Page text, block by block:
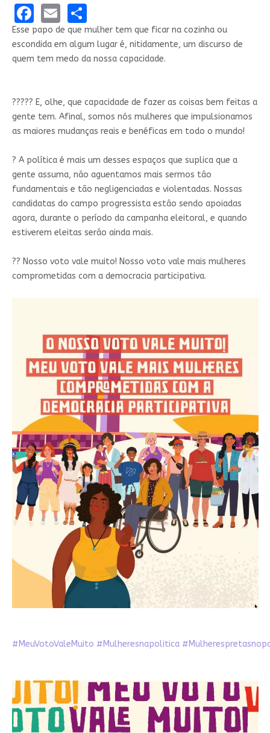
Facebook
EmailShare
Esse papo de que mulher tem que ficar na cozinha ou
escondida em algum lugar é, nitidamente, um discurso de
quem tem medo da nossa capacidade.
????‍? E, olhe, que capacidade de fazer as coisas bem feitas a
gente tem. Afinal, somos nós mulheres que impulsionamos
as maiores mudanças reais e benéficas em todo o mundo!
? A política é mais um desses espaços que suplica que a
gente assuma, não aguentamos mais sermos tão
fundamentais e tão negligenciadas e violentadas. Nossas
candidatas do campo progressista estão sendo apoiadas
agora, durante o período da campanha eleitoral, e quando
estiverem eleitas serão ainda mais.
?? Nosso voto vale muito! Nosso voto vale mais mulheres
comprometidas com a democracia participativa.
#MeuVotoValeMuito #Mulheresnapolitica